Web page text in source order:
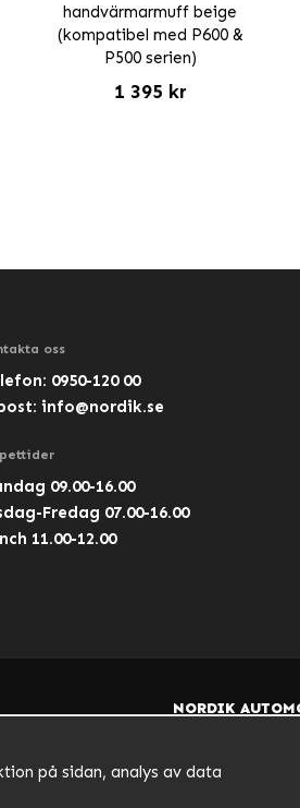
handvärmarmuff beige
(kompatibel med P600 &
P500 serien)
1 395 kr
oss
0950-120 00
info@nordik.se
09.00-16.00
Fredag 07.00-16.00
11.00-12.00
NORDIK
på sidan, analys av data